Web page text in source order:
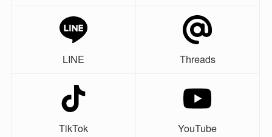
LINE Threads
TikTok YouTube